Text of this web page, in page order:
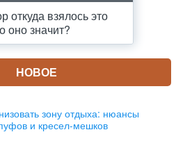
откуда взялось это
оно значит?
НОВОЕ
зону отдыха: нюансы
и кресел-мешков